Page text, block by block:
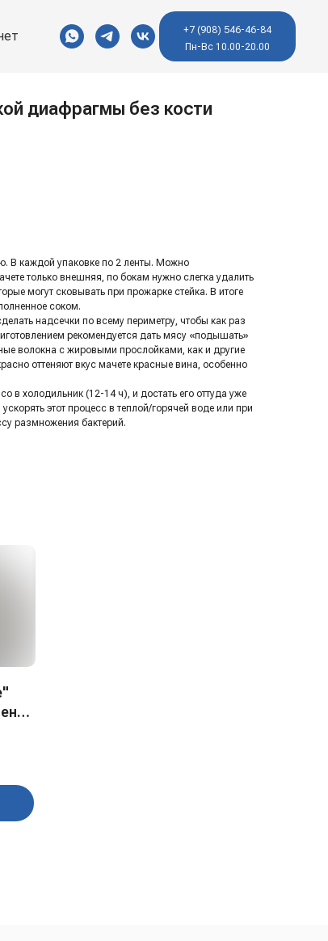
+7 (908) 546-46-84
Пн-Вс 10.00-20.00
диафрагмы без кости
В каждой упаковке по 2 ленты. Можно
только внешняя, по бокам нужно слегка удалить
могут сковывать при прожарке стейка. В итоге
соком.
надсечки по всему периметру, чтобы как раз
рекомендуется дать мясу «подышать»
волокна с жировыми прослойками, как и другие
оттеняют вкус мачете красные вина, особенно
в холодильник (12-14 ч), и достать его оттуда уже
этот процесс в теплой/горячей воде или при
размножения бактерий.